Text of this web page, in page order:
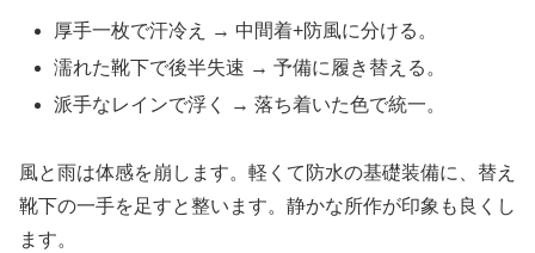
厚手一枚で汗冷え → 中間着+防風に分ける。
濡れた靴下で後半失速 → 予備に履き替える。
派手なレインで浮く → 落ち着いた色で統一。
風と雨は体感を崩します。軽くて防水の基礎装備に、替え
靴下の一手を足すと整います。静かな所作が印象も良くし
ます。